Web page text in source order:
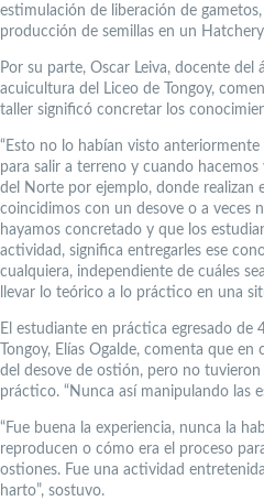
estimulación de liberación de
producción de semillas en un
Por su parte, Oscar Leiva, docente del
acuicultura del Liceo de Tongoy,
taller significó concretar los
“Esto no lo habían visto
para salir a terreno y cuando hacemos
del Norte por ejemplo, donde realizan
coincidimos con un desove o a veces
hayamos concretado y que los
actividad, significa entregarles ese
cualquiera, independiente de cuáles
llevar lo teórico a lo práctico en una
El estudiante en práctica egresado de
Tongoy, Elías Ogalde, comenta que
del desove de ostión, pero no
práctico. “Nunca así manipulando las
“Fue buena la experiencia, nunca la
reproducen o cómo era el proceso
ostiones. Fue una actividad
harto”, sostuvo.